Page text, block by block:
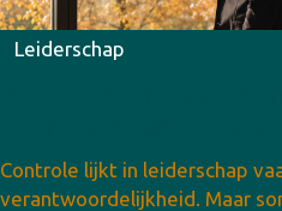
Leiderschap
Controle lijkt in leiderschap
verantwoordelijkheid. Maar